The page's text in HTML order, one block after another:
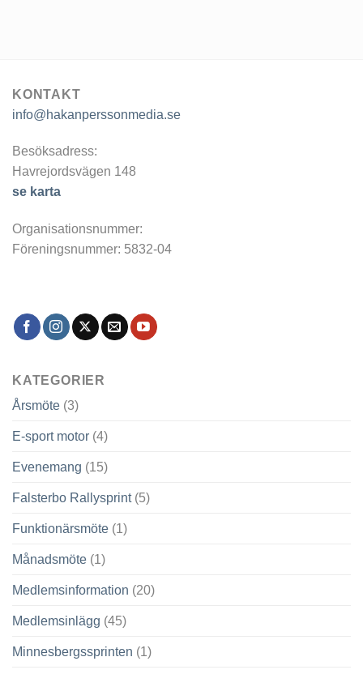
KONTAKT
info@hakanperssonmedia.se
Besöksadress:
Havrejordsvägen 148
se karta
Organisationsnummer:
Föreningsnummer: 5832-04
KATEGORIER
Årsmöte (3)
E-sport motor (4)
Evenemang (15)
Falsterbo Rallysprint(5)
Funktionärsmöte (1)
Månadsmöte (1)
Medlemsinformation (20)
Medlemsinlägg (45)
Minnesbergssprinten (1)